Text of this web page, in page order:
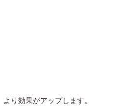
り効果がアップします。